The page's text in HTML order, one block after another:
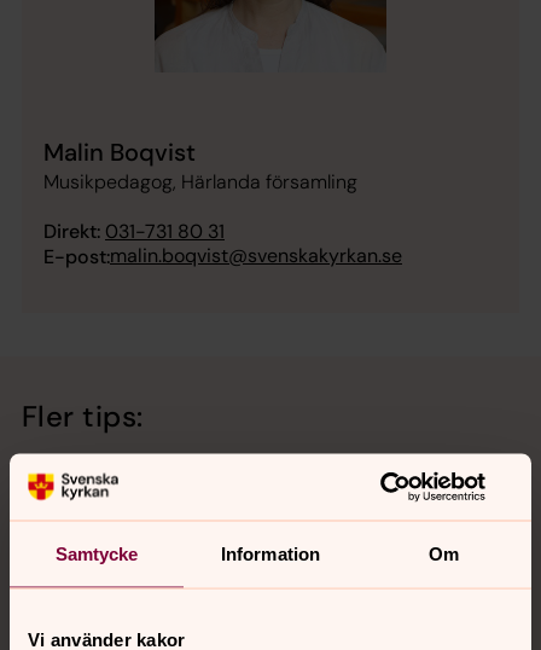
Samtycke Information Om
Vi använder kakor
Malin Boqvist
Musikpedagog, Härlanda församling
Direkt: 031-731 80 31
E-post:malin.boqvist@svenskakyrkan.se
Fler tips:
Öppen förskola i Härlanda
Fri lek, sångstund och enklare fika för barn och föräldrar.
Måndag och fredag kl 10.00-12.00 i Härlanda
församlingshem.